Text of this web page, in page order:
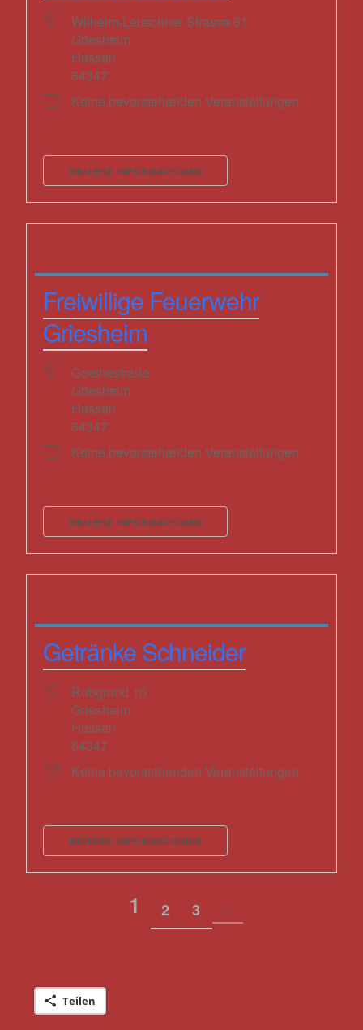
Wilhelm-Leuschner Strasse 61
Griesheim
Hessen
64347
Keine bevorstehenden Veranstaltungen
WEITERE INFORMATIONEN
Freiwillige Feuerwehr
Griesheim
Goethestraße
Griesheim
Hessen
64347
Keine bevorstehenden Veranstaltungen
WEITERE INFORMATIONEN
Getränke Schneider
Rübgrund 10
Griesheim
Hessen
64347
Keine bevorstehenden Veranstaltungen
WEITERE INFORMATIONEN
1 2 3
Teilen